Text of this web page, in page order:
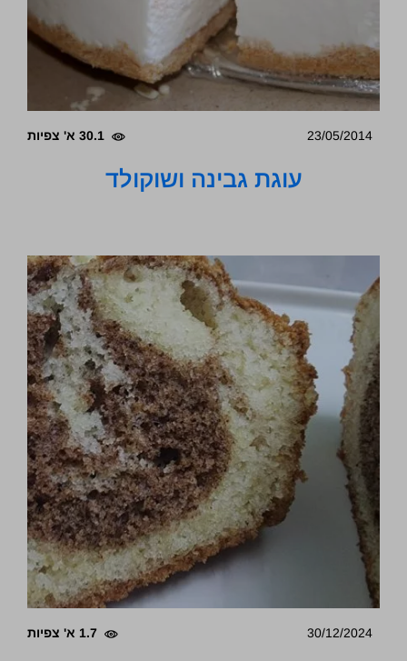
23/05/2014 30.1 א' צפיות
עוגת גבינה ושוקולד
30/12/2024 1.7 א' צפיות